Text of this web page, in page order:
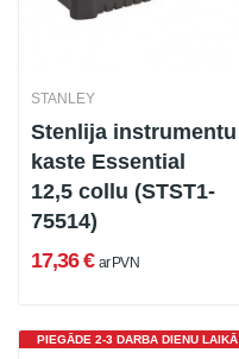
STANLEY
Stenlija instrumentu
kaste Essential
12,5 collu (STST1-
75514)
17,36 € ar PVN
PIEGĀDE 2-3 DARBA DIENU LAIKĀ